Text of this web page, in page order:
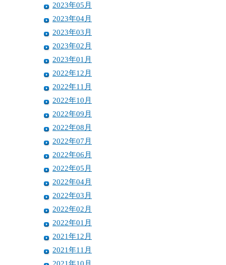
2023年05月
2023年04月
2023年03月
2023年02月
2023年01月
2022年12月
2022年11月
2022年10月
2022年09月
2022年08月
2022年07月
2022年06月
2022年05月
2022年04月
2022年03月
2022年02月
2022年01月
2021年12月
2021年11月
2021年10月